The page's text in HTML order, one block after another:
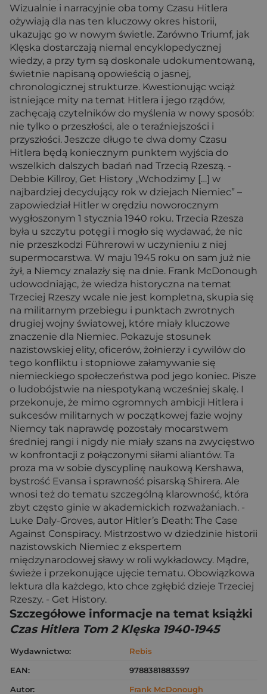
Wizualnie i narracyjnie oba tomy Czasu Hitlera
ożywiają dla nas ten kluczowy okres historii,
ukazując go w nowym świetle. Zarówno Triumf, jak
Klęska dostarczają niemal encyklopedycznej
wiedzy, a przy tym są doskonale udokumentowaną,
świetnie napisaną opowieścią o jasnej,
chronologicznej strukturze. Kwestionując wciąż
istniejące mity na temat Hitlera i jego rządów,
zachęcają czytelników do myślenia w nowy sposób:
nie tylko o przeszłości, ale o teraźniejszości i
przyszłości. Jeszcze długo te dwa domy Czasu
Hitlera będą koniecznym punktem wyjścia do
wszelkich dalszych badań nad Trzecią Rzeszą. -
Debbie Killroy, Get History „Wchodzimy […] w
najbardziej decydujący rok w dziejach Niemiec” –
zapowiedział Hitler w orędziu noworocznym
wygłoszonym 1 stycznia 1940 roku. Trzecia Rzesza
była u szczytu potęgi i mogło się wydawać, że nic
nie przeszkodzi Führerowi w uczynieniu z niej
supermocarstwa. W maju 1945 roku on sam już nie
żył, a Niemcy znalazły się na dnie. Frank McDonough
udowodniając, że wiedza historyczna na temat
Trzeciej Rzeszy wcale nie jest kompletna, skupia się
na militarnym przebiegu i punktach zwrotnych
drugiej wojny światowej, które miały kluczowe
znaczenie dla Niemiec. Pokazuje stosunek
nazistowskiej elity, oficerów, żołnierzy i cywilów do
tego konfliktu i stopniowe załamywanie się
niemieckiego społeczeństwa pod jego koniec. Pisze
o ludobójstwie na niespotykaną wcześniej skalę. I
przekonuje, że mimo ogromnych ambicji Hitlera i
sukcesów militarnych w początkowej fazie wojny
Niemcy tak naprawdę pozostały mocarstwem
średniej rangi i nigdy nie miały szans na zwycięstwo
w konfrontacji z połączonymi siłami aliantów. Ta
proza ma w sobie dyscyplinę naukową Kershawa,
bystrość Evansa i sprawność pisarską Shirera. Ale
wnosi też do tematu szczególną klarowność, która
zbyt często ginie w akademickich rozważaniach. -
Luke Daly-Groves, autor Hitler’s Death: The Case
Against Conspiracy. Mistrzostwo w dziedzinie historii
nazistowskich Niemiec z ekspertem
międzynarodowej sławy w roli wykładowcy. Mądre,
świeże i przekonujące ujęcie tematu. Obowiązkowa
lektura dla każdego, kto chce zgłębić dzieje Trzeciej
Rzeszy. - Get History.
Szczegółowe informacje na temat książki
Czas Hitlera Tom 2 Klęska 1940-1945
Wydawnictwo:
Rebis
EAN:
9788381883597
Autor:
Frank McDonough